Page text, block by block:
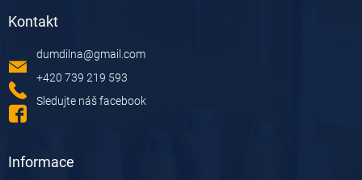
Kontakt
dumdilna@gmail.com
+420 739 219 593
Sledujte náš facebook
Informace